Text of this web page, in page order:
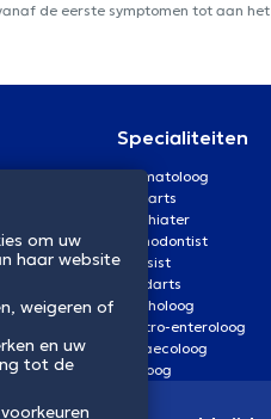
de eerste symptomen tot aan
Specialiteiten
Dermatoloog
Oogarts
Psychiater
Orthodontist
Kinesist
Tandarts
Psycholoog
Gastro-enteroloog
Gynaecoloog
Uroloog
om uw
haar website
weigeren of
en uw
tot de